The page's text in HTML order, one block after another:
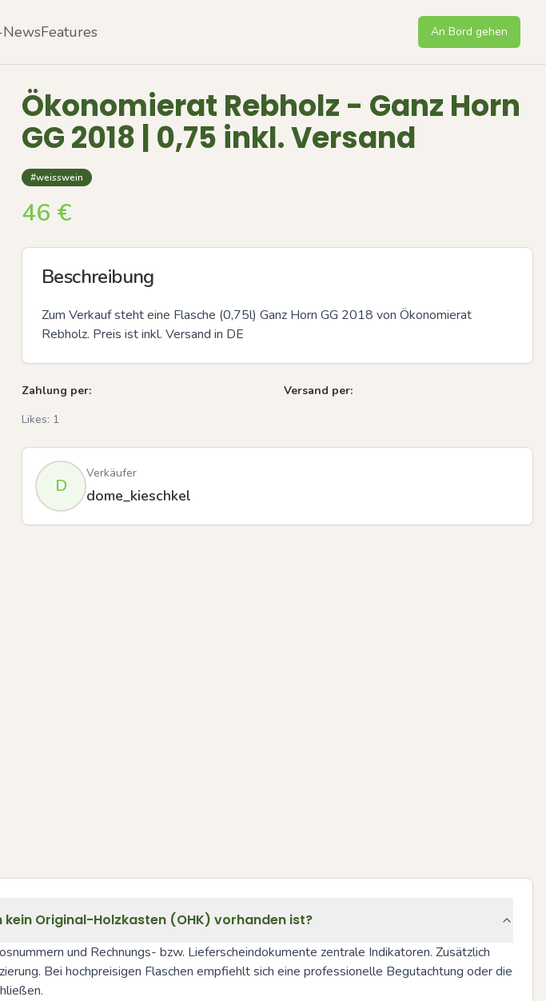
Features An Bord gehen
Ökonomierat Rebholz - Ganz Horn
GG 2018 | 0,75 inkl. Versand
#weisswein
46 €
Beschreibung
Zum Verkauf steht eine Flasche (0,75l) Ganz Horn GG 2018 von Ökonomierat
Rebholz. Preis ist inkl. Versand in DE
Zahlung per:
Versand per:
Likes: 1
D
Verkäufer
dome_kieschkel
Original-Holzkasten (OHK) vorhanden ist?
und Rechnungs- bzw. Lieferscheindokumente zentrale Indikatoren. Zusätzlich
Bei hochpreisigen Flaschen empfiehlt sich eine professionelle Begutachtung oder die